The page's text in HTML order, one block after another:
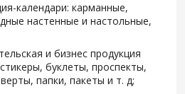
календари: карманные,
настенные и настольные,
и бизнес продукция
буклеты, проспекты,
папки, пакеты и т. д;